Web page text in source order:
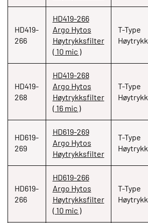
HD419-
266
HD419-266
Argo Hytos
Høytrykksfilter
( 10 mic )
T-Type
Høytrykk
HD419-
268
HD419-268
Argo Hytos
Høytrykksfilter
( 16 mic )
T-Type
Høytrykk
HD619-
269
HD619-269
Argo Hytos
Høytrykksfilter
T-Type
Høytrykk
HD619-
266
HD619-266
Argo Hytos
Høytrykksfilter
( 10 mic )
T-Type
Høytrykk